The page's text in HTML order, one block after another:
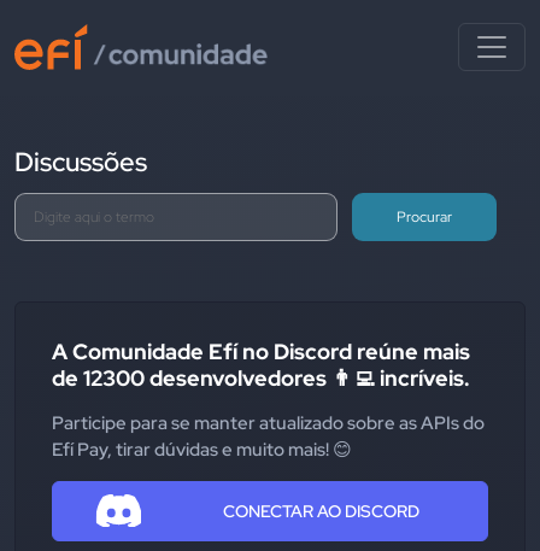
Discussões
Procurar
A Comunidade Efí no Discord reúne mais
de 12300 desenvolvedores 👨‍💻 incríveis.
Participe para se manter atualizado sobre as APIs do
Efí Pay, tirar dúvidas e muito mais! 😊
CONECTAR AO DISCORD